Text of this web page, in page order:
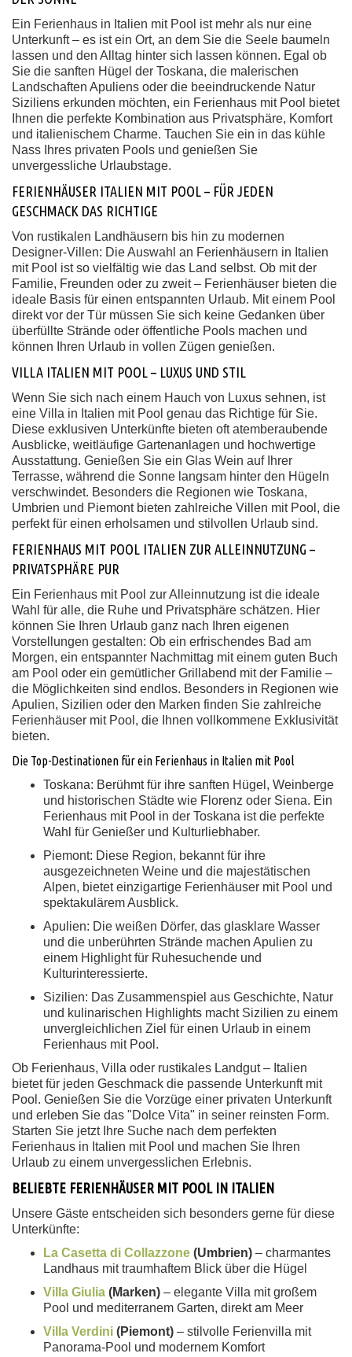
Ein Ferienhaus in Italien mit Pool ist mehr als nur eine
Unterkunft – es ist ein Ort, an dem Sie die Seele baumeln
lassen und den Alltag hinter sich lassen können. Egal ob
Sie die sanften Hügel der Toskana, die malerischen
Landschaften Apuliens oder die beeindruckende Natur
Siziliens erkunden möchten, ein Ferienhaus mit Pool bietet
Ihnen die perfekte Kombination aus Privatsphäre, Komfort
und italienischem Charme. Tauchen Sie ein in das kühle
Nass Ihres privaten Pools und genießen Sie
unvergessliche Urlaubstage.
FERIENHÄUSER ITALIEN MIT POOL – FÜR JEDEN
GESCHMACK DAS RICHTIGE
Von rustikalen Landhäusern bis hin zu modernen
Designer-Villen: Die Auswahl an Ferienhäusern in Italien
mit Pool ist so vielfältig wie das Land selbst. Ob mit der
Familie, Freunden oder zu zweit – Ferienhäuser bieten die
ideale Basis für einen entspannten Urlaub. Mit einem Pool
direkt vor der Tür müssen Sie sich keine Gedanken über
überfüllte Strände oder öffentliche Pools machen und
können Ihren Urlaub in vollen Zügen genießen.
VILLA ITALIEN MIT POOL – LUXUS UND STIL
Wenn Sie sich nach einem Hauch von Luxus sehnen, ist
eine Villa in Italien mit Pool genau das Richtige für Sie.
Diese exklusiven Unterkünfte bieten oft atemberaubende
Ausblicke, weitläufige Gartenanlagen und hochwertige
Ausstattung. Genießen Sie ein Glas Wein auf Ihrer
Terrasse, während die Sonne langsam hinter den Hügeln
verschwindet. Besonders die Regionen wie Toskana,
Umbrien und Piemont bieten zahlreiche Villen mit Pool, die
perfekt für einen erholsamen und stilvollen Urlaub sind.
FERIENHAUS MIT POOL ITALIEN ZUR ALLEINNUTZUNG –
PRIVATSPHÄRE PUR
Ein Ferienhaus mit Pool zur Alleinnutzung ist die ideale
Wahl für alle, die Ruhe und Privatsphäre schätzen. Hier
können Sie Ihren Urlaub ganz nach Ihren eigenen
Vorstellungen gestalten: Ob ein erfrischendes Bad am
Morgen, ein entspannter Nachmittag mit einem guten Buch
am Pool oder ein gemütlicher Grillabend mit der Familie –
die Möglichkeiten sind endlos. Besonders in Regionen wie
Apulien, Sizilien oder den Marken finden Sie zahlreiche
Ferienhäuser mit Pool, die Ihnen vollkommene Exklusivität
bieten.
Die Top-Destinationen für ein Ferienhaus in Italien mit Pool
Toskana: Berühmt für ihre sanften Hügel, Weinberge
und historischen Städte wie Florenz oder Siena. Ein
Ferienhaus mit Pool in der Toskana ist die perfekte
Wahl für Genießer und Kulturliebhaber.
Piemont: Diese Region, bekannt für ihre
ausgezeichneten Weine und die majestätischen
Alpen, bietet einzigartige Ferienhäuser mit Pool und
spektakulärem Ausblick.
Apulien: Die weißen Dörfer, das glasklare Wasser
und die unberührten Strände machen Apulien zu
einem Highlight für Ruhesuchende und
Kulturinteressierte.
Sizilien: Das Zusammenspiel aus Geschichte, Natur
und kulinarischen Highlights macht Sizilien zu einem
unvergleichlichen Ziel für einen Urlaub in einem
Ferienhaus mit Pool.
Ob Ferienhaus, Villa oder rustikales Landgut – Italien
bietet für jeden Geschmack die passende Unterkunft mit
Pool. Genießen Sie die Vorzüge einer privaten Unterkunft
und erleben Sie das "Dolce Vita" in seiner reinsten Form.
Starten Sie jetzt Ihre Suche nach dem perfekten
Ferienhaus in Italien mit Pool und machen Sie Ihren
Urlaub zu einem unvergesslichen Erlebnis.
BELIEBTE FERIENHÄUSER MIT POOL IN ITALIEN
Unsere Gäste entscheiden sich besonders gerne für diese
Unterkünfte:
La Casetta di Collazzone (Umbrien) – charmantes
Landhaus mit traumhaftem Blick über die Hügel
Villa Giulia (Marken) – elegante Villa mit großem
Pool und mediterranem Garten, direkt am Meer
Villa Verdini (Piemont) – stilvolle Ferienvilla mit
Panorama-Pool und modernem Komfort